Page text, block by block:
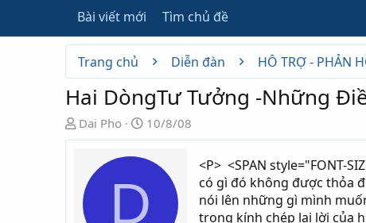
Bài viết mới Tìm chủ đề
Trang chủ Diễn đàn HỖ TRỢ - PHẢN
Hai DòngTư Tưởng -Những
N
g
k
Dai Pho
N
g
à
g
ử
10/8/08
D
<P> <SPAN style="FONT-
có gì đó không được thỏa
nói lên những gì mình
trọng kính chép lại lời của